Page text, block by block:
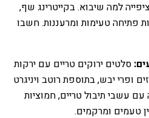
למה שיבוא. בקייטרינג שף,
פתיחה טעימות ומרעננות. חשבו
סלטים ירוקים טריים עם ירקות
ופרי יבש, בתוספת רוטב ויניגרט
עם עשבי תיבול טריים, חמוציות
טעמים ומרקמים.